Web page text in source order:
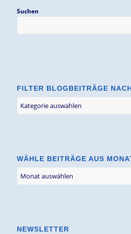
Suchen
FILTER BLOGBEITRÄGE
Blogbeiträge
WÄHLE BEITRÄGE AUS
NEWSLETTER